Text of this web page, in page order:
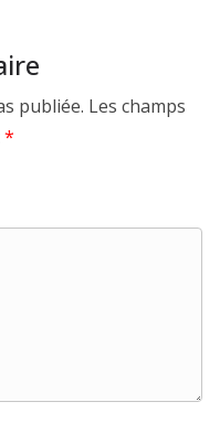
publiée. Les champs
*